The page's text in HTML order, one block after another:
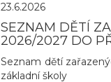
23.6.2026
SEZNAM DĚTÍ
2026/2027 DO
Seznam dětí
základní školy